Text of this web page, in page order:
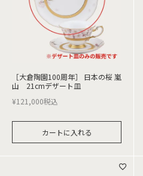
［大倉陶園100周年］ 日本の桜 嵐
山 21cmデザート皿
¥121,000税込
カートに入れる